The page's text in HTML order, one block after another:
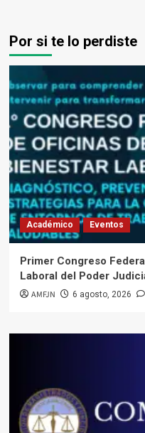
Por si te lo perdiste
Académico Eventos
Primer Congreso
Laboral del Poder
AMFJN 6 agosto, 2026